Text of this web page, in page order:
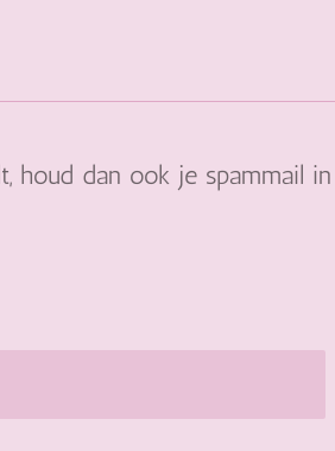
houd dan ook je spammail